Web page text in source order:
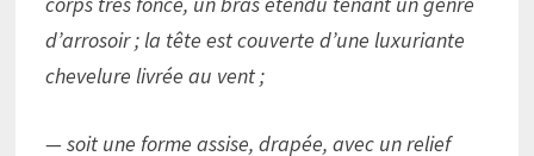
d’arrosoir ; la tête est couverte d’une luxuriante
chevelure livrée au vent ;
— soit une forme assise, drapée, avec un relief